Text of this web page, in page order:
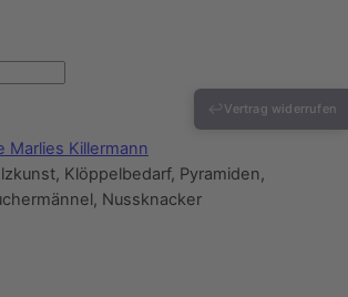
Marlies Killermann
Klöppelbedarf, Pyramiden,
Nussknacker
↩ Vertrag widerrufen